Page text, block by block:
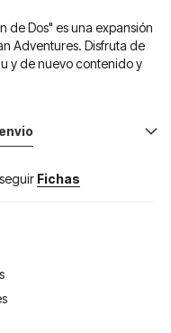
de Dos" es una expansión
Adventures. Disfruta de
y de nuevo contenido y
Fichas